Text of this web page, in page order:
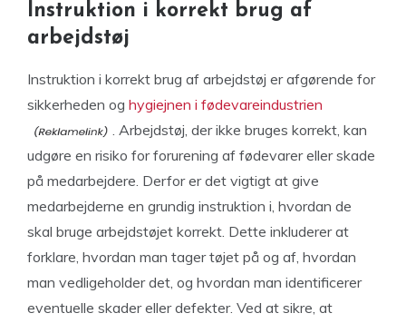
Instruktion i korrekt brug af
arbejdstøj
Instruktion i korrekt brug af arbejdstøj er afgørende for
sikkerheden og hygiejnen i fødevareindustrien
. Arbejdstøj, der ikke bruges korrekt, kan
udgøre en risiko for forurening af fødevarer eller skade
på medarbejdere. Derfor er det vigtigt at give
medarbejderne en grundig instruktion i, hvordan de
skal bruge arbejdstøjet korrekt. Dette inkluderer at
forklare, hvordan man tager tøjet på og af, hvordan
man vedligeholder det, og hvordan man identificerer
eventuelle skader eller defekter. Ved at sikre, at